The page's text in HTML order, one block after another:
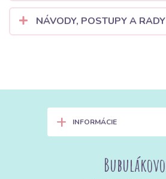
NÁVODY, POSTUPY A RADY
+ INFORMÁCIE
Bubulákovo